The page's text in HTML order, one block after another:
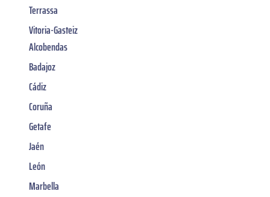
Terrassa
Vitoria-Gasteiz
Alcobendas
Badajoz
Cádiz
Coruña
Getafe
Jaén
León
Marbella